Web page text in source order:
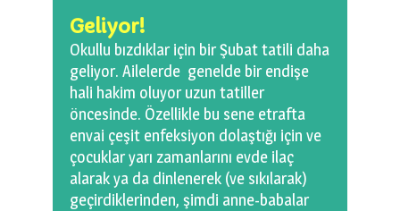
Filmlerimiz
Hadi Bize Yazın
Geliyor!
Okullu bızdıklar için bir Şubat tatili daha
geliyor. Ailelerde genelde bir endişe
hali hakim oluyor uzun tatiller
öncesinde. Özellikle bu sene etrafta
envai çeşit enfeksiyon dolaştığı için ve
çocuklar yarı zamanlarını evde ilaç
alarak ya da dinlenerek (ve sıkılarak)
geçirdiklerinden, şimdi anne-babalar